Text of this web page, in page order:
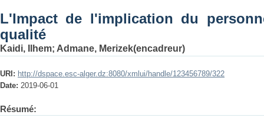
L'Impact de l'implication du
qualité
Kaidi, Ilhem; Admane, Merizek(encadreur)
URI: http://dspace.esc-alger.dz:8080/xmlui/handle/123456789/322
Date: 2019-06-01
Résumé: